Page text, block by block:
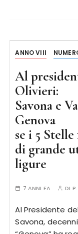
ANNO VIII
Al
Olivieri:
Savona e
Genova
se i 5 Stelle
di grande
ligure
7 ANNI FA DI
Al Presidente
Savona,